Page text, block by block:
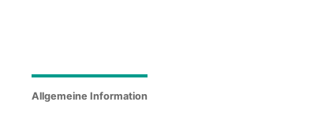
Allgemeine Information